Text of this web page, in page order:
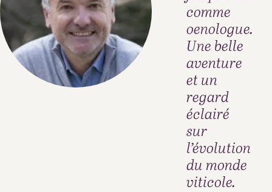
comme
oenologue.
Une belle
aventure
et un
regard
éclairé
sur
l’évolution
du monde
viticole.